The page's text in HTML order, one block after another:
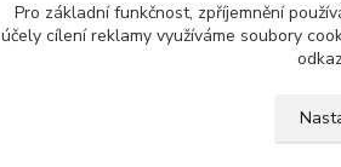
Pro základní funkčnost, zpříjemnění
účely cílení reklamy využíváme soubory